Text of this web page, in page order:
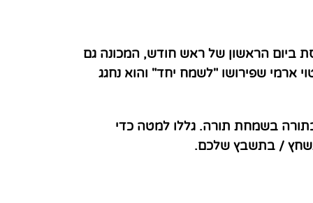
ביום הראשון של ראש חודש, המכונה גם
ארמי שפירושו "לשמח יחד" והוא נחגג
בשמחת תורה. גללו למטה כדי
/ בתשבץ שלכם.